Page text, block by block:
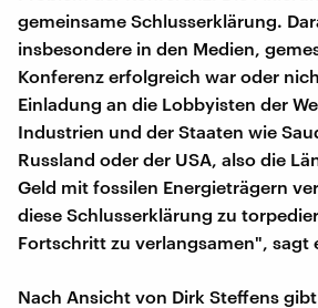
gemeinsame Schlusserklärung.
insbesondere in den Medien,
Konferenz erfolgreich war oder
Einladung an die Lobbyisten der
Industrien und der Staaten wie
Russland oder der USA, also die
Geld mit fossilen Energieträgern
diese Schlusserklärung zu
Fortschritt zu verlangsamen", sagt
Nach Ansicht von Dirk Steffens